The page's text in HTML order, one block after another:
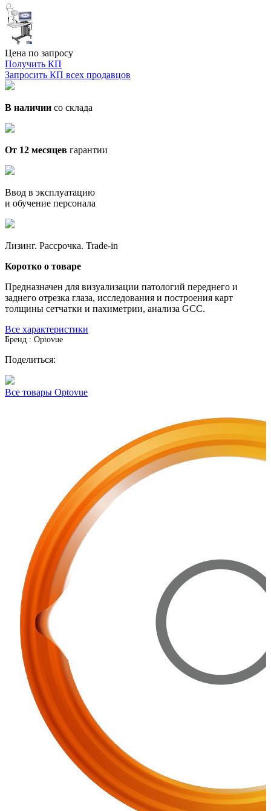
Цена по запросу
Получить КП
Запросить КП всех продавцов
В наличии со склада
От 12 месяцев гарантии
Ввод в эксплуатацию
и обучение персонала
Лизинг. Рассрочка. Trade-in
Коротко о товаре
Предназначен для визуализации патологий переднего и
заднего отрезка глаза, исследования и построения карт
толщины сетчатки и пахиметрии, анализа GCC.
Все характеристики
Бренд : Optovue
Поделиться:
Все товары Optovue